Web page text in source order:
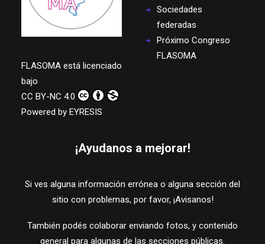
FLASOMA está licenciado
bajo
CC BY-NC 4.0
Powered by EYRESIS
Sociedades
federadas
Próximo Congreso
FLASOMA
¡Ayudanos a mejorar!
Si ves alguna información errónea o alguna sección del
sitio con problemas, por favor, ¡Avisanos!
También podés colaborar enviando fotos, y contenido
general para algunas de las secciones públicas.